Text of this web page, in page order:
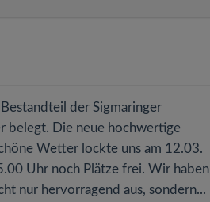
der Sigmaringer
belegt. Die neue hochwertige
Wetter lockte uns am 12.03.
Uhr noch Plätze frei. Wir haben
nur hervorragend aus, sondern...